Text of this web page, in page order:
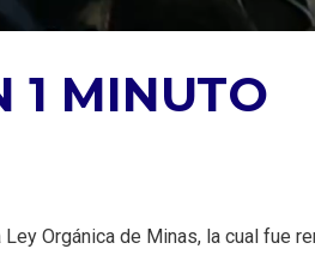
1 MINUTO
Orgánica de Minas, la cual